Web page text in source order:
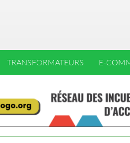
TRANSFORMATEURS E-